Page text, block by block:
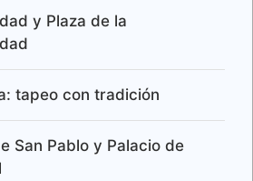
y Plaza de la
tapeo con tradición
San Pablo y Palacio de